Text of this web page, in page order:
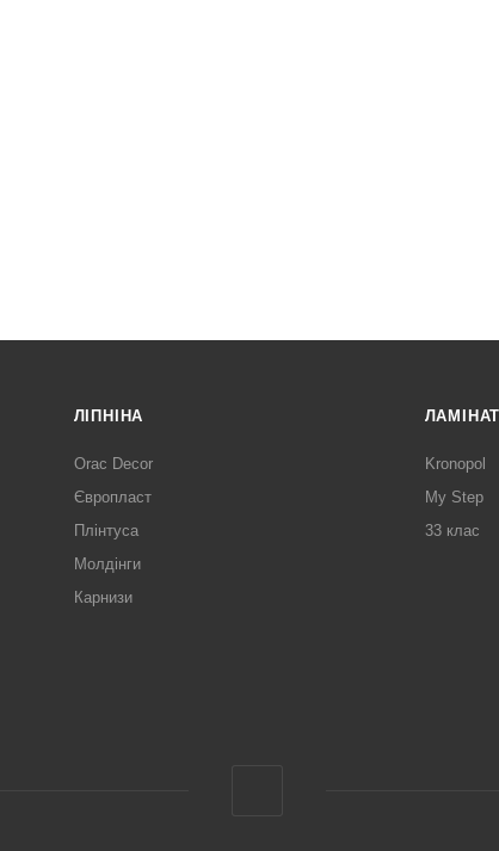
ЛІПНІНА
Orac Decor
Європласт
Плінтуса
Молдінги
Карнизи
ЛАМІНАТ
Kronopol
My Step
33 клас